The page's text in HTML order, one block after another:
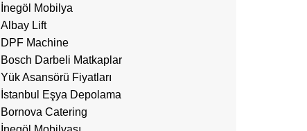
İnegöl Mobilya
Albay Lift
DPF Machine
Bosch Darbeli Matkaplar
Yük Asansörü Fiyatları
İstanbul Eşya Depolama
Bornova Catering